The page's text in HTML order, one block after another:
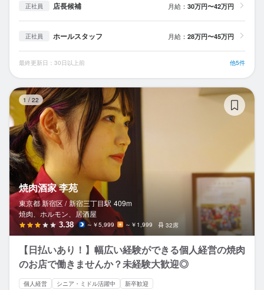
正社員 店長候補 月給： 30万円〜42万円
正社員 ホールスタッフ 月給： 28万円〜45万円
最終更新日：30日以上前 他5件
1 / 22
焼肉酒家 李苑
東京都 新宿区 / 新宿三丁目駅 409m
焼肉、ホルモン、居酒屋
3.38 ～￥5,999 ～￥1,999 32席
【日払いあり！】幅広い経験ができる個人経営の焼肉
のお店で働きませんか？未経験大歓迎◎
個人経営 シニア・ミドル活躍中 新卒歓迎